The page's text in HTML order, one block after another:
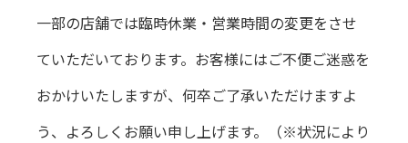
一部の店舗では臨時休業・営業時間の変更をさせ
ていただいております。お客様にはご不便ご迷惑を
おかけいたしますが、何卒ご了承いただけますよ
う、よろしくお願い申し上げます。（※状況により